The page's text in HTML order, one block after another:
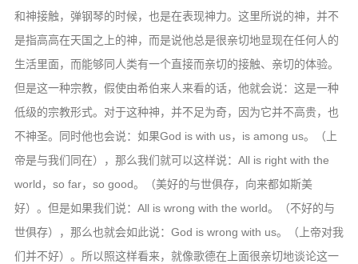
和神接触，弹钢琴的时候，也是在表现神力。这里所说的神，并不
是指高高在天国之上的神，而是说他总是很亲切地显现在任何人的
生活里面，而能够同人类有一个直接而亲切的接触、亲切的体验。
但是这一种宗教，假使由希伯来人来看的话，他就会说：这是一种
低级的宗教形式。对于这种神，并不足为奇，因为它并不高贵，也
不神圣。同时他也会说：如果God is with us，is among us。（上
帝是与我们同在），那么我们就可以这样说：All is right with the
world，so far，so good。（美好的与世俱存，向来都如斯美
好）。但是如果我们说：All is wrong with the world。（不好的与
世俱存），那么也就会如此说：God is wrong with us。（上帝对我
们并不好）。所以照这样看来，就像歌德在上面很亲切地谈论这一